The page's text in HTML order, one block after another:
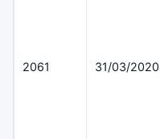
2061 31/03/2020